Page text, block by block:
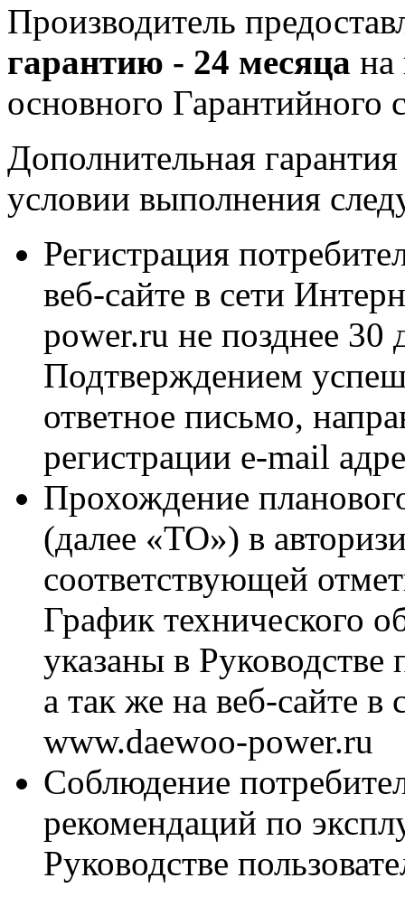
Производитель
гарантию - 24 месяца на
основного Гарантийного
Дополнительная
условии выполнения
Регистрация
веб-сайте в сети
power.ru не позднее 30
Подтверждением
ответное письмо,
регистрации e-mail
Прохождение
(далее «ТО») в
соответствующей
График технического
указаны в Руководстве
а так же на веб-сайте в
www.daewoo-power.ru
Соблюдение
рекомендаций по
Руководстве